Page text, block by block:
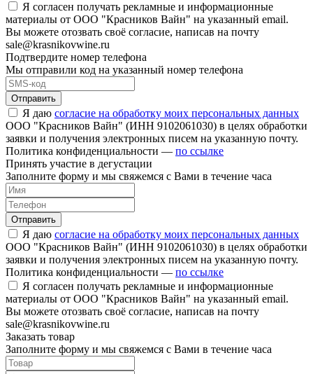
Я согласен получать рекламные и информационные
материалы от ООО "Красников Вайн" на указанный email.
Вы можете отозвать своё согласие, написав на почту
sale@krasnikovwine.ru
Подтвердите номер телефона
Мы отправили код на указанный номер телефона
Отправить
Я даю согласие на обработку моих персональных данных
ООО "Красников Вайн" (ИНН 9102061030) в целях обработки
заявки и получения электронных писем на указанную почту.
Политика конфиденциальности — по ссылке
Принять участие в дегустации
Заполните форму и мы свяжемся с Вами в течение часа
Отправить
Я даю согласие на обработку моих персональных данных
ООО "Красников Вайн" (ИНН 9102061030) в целях обработки
заявки и получения электронных писем на указанную почту.
Политика конфиденциальности — по ссылке
Я согласен получать рекламные и информационные
материалы от ООО "Красников Вайн" на указанный email.
Вы можете отозвать своё согласие, написав на почту
sale@krasnikovwine.ru
Заказать товар
Заполните форму и мы свяжемся с Вами в течение часа